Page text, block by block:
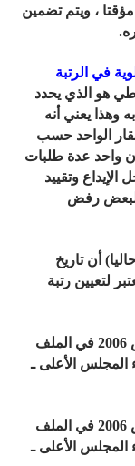
، ويتم تضمين
في الرتبة
هو الذي يحدد
وهذا يعني أنه
الواحد حسب
آن واحد عدة طلبات
وتقييد
البعض رفض
النقض حاليا) أن تاريخ
لتعيين رتبة
قرار عدد 929 صادر بغرفتين بتاريخ 22 مارس 2006 في الملف
قضاء المجلس الأعلى ـ
قرار عدد 929 صادر بغرفتين بتاريخ 22 مارس 2006 في الملف
قضاء المجلس الأعلى ـ